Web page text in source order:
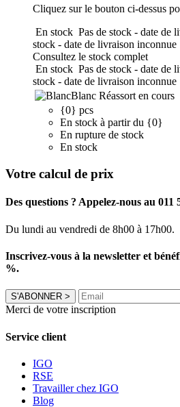
Cliquez sur le bouton ci-dessus
En stock Pas de stock - date de
stock - date de livraison inconnue
Consultez le stock complet
En stock Pas de stock - date de
stock - date de livraison inconnue
Blanc Réassort en cours
{0} pcs
En stock à partir du {0}
En rupture de stock
En stock
Votre calcul de prix
Des questions ? Appelez-nous au 011
Du lundi au vendredi de 8h00 à 17h00.
Inscrivez-vous à la newsletter et
%.
S'ABONNER >
Merci de votre inscription
Service client
IGO
RSE
Travailler chez IGO
Blog